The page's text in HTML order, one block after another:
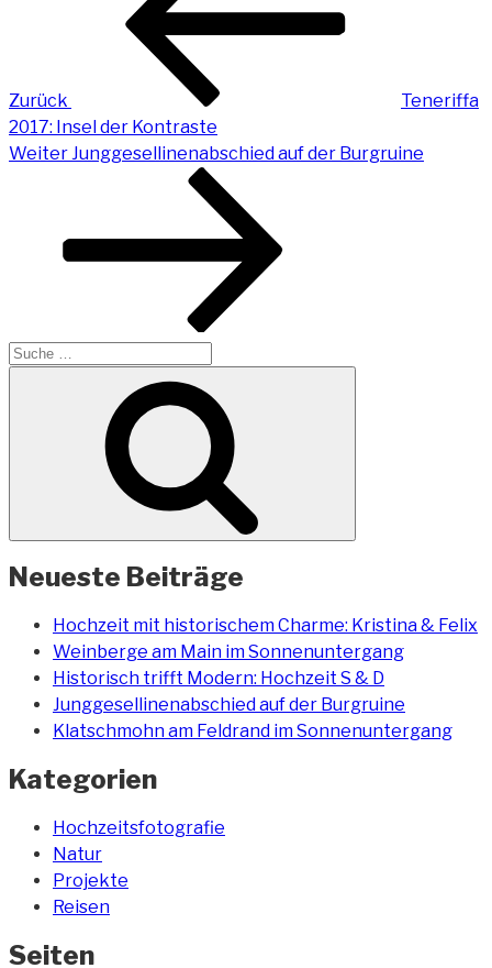
Zurück
Teneriffa
2017: Insel der Kontraste
Nächster
WeiterJunggesellinenabschied auf der Burgruine
Suche
Neueste Beiträge
Hochzeit mit historischem Charme: Kristina & Felix
Weinberge am Main im Sonnenuntergang
Historisch trifft Modern: Hochzeit S & D
Junggesellinenabschied auf der Burgruine
Klatschmohn am Feldrand im Sonnenuntergang
Kategorien
Hochzeitsfotografie
Natur
Projekte
Reisen
Seiten